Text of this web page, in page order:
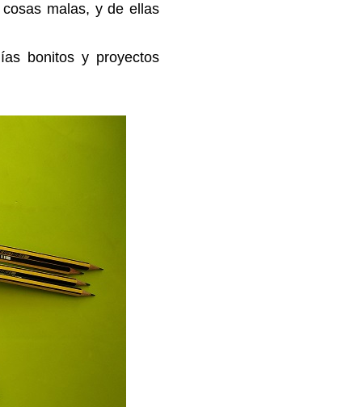
malas, y de ellas
bonitos y proyectos